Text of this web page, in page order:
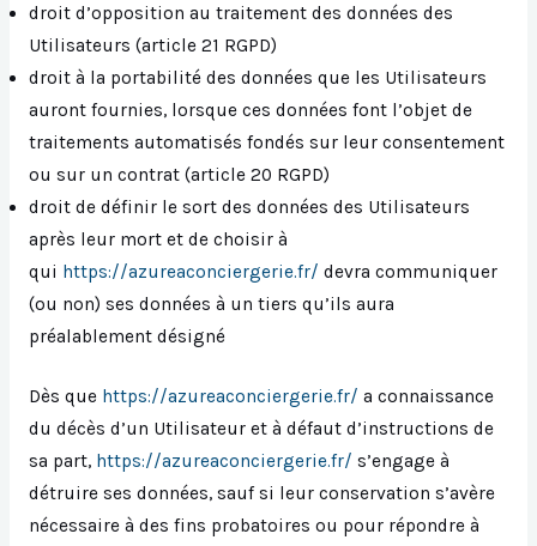
droit d’opposition au traitement des données des
Utilisateurs (article 21 RGPD)
droit à la portabilité des données que les Utilisateurs
auront fournies, lorsque ces données font l’objet de
traitements automatisés fondés sur leur consentement
ou sur un contrat (article 20 RGPD)
droit de définir le sort des données des Utilisateurs
après leur mort et de choisir à
qui https://azureaconciergerie.fr/ devra communiquer
(ou non) ses données à un tiers qu’ils aura
préalablement désigné
Dès que https://azureaconciergerie.fr/ a connaissance
du décès d’un Utilisateur et à défaut d’instructions de
sa part, https://azureaconciergerie.fr/ s’engage à
détruire ses données, sauf si leur conservation s’avère
nécessaire à des fins probatoires ou pour répondre à